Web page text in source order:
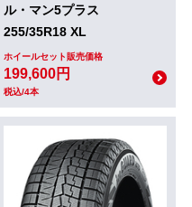
ル・マン5プラス
255/35R18 XL
ホイールセット販売価格
199,600円
税込/4本